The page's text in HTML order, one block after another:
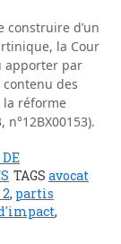
construire d’un
la Cour
apporter par
contenu des
la réforme
TAGS avocat
, partis
,